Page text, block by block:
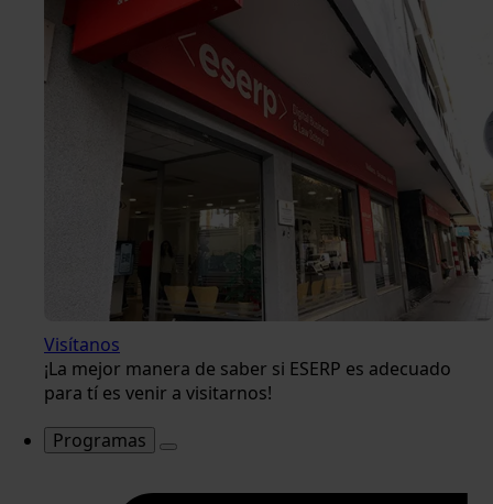
Visítanos
¡La mejor manera de saber si ESERP es adecuado
para tí es venir a visitarnos!
Programas